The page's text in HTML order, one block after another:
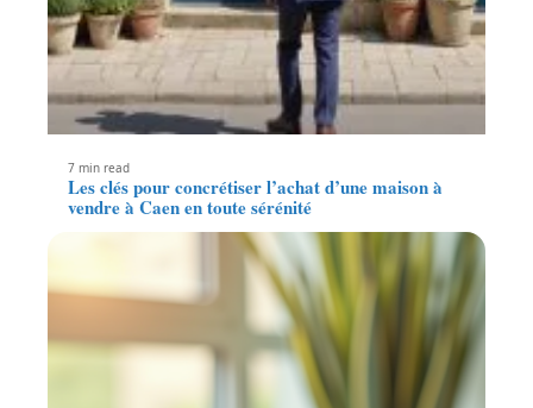
7 min read
Les clés pour concrétiser l’achat d’une maison à
vendre à Caen en toute sérénité